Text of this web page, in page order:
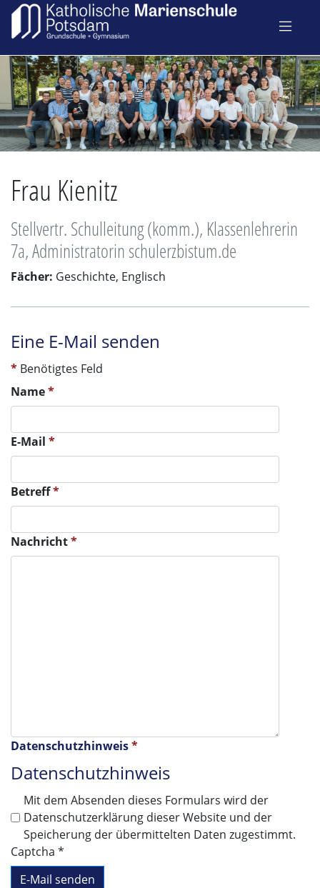
Frau Kienitz
Stellvertr. Schulleitung (komm.), Klassenlehrerin
7a, Administratorin schulerzbistum.de
Fächer: Geschichte, Englisch
Eine E-Mail senden
* Benötigtes Feld
Name*
E-Mail *
Betreff*
Nachricht*
Datenschutzhinweis*
Datenschutzhinweis
Mit dem Absenden dieses Formulars wird der
Datenschutzerklärung dieser Website und der
Speicherung der übermittelten Daten zugestimmt.
Captcha *
E-Mail senden